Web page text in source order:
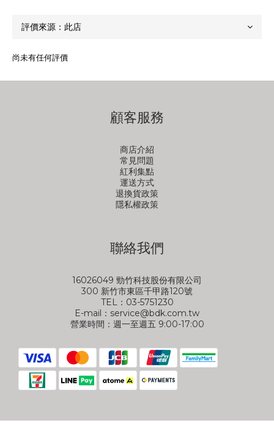
尚未有任何評價
顧客服務
商店介紹
常見問題
紅利集點
運送方式
退換貨政策
隱私權政策
聯絡我們
16026049 勁竹科技股份有限公司
300 新竹市東區千甲路120號
TEL：03-5751230
E-mail：service@bdk.com.tw
營業時間：週一至週五 9:00-17:00